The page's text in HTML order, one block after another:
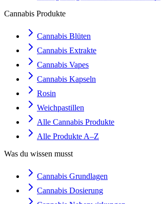
Cannabis Produkte
Cannabis Blüten
Cannabis Extrakte
Cannabis Vapes
Cannabis Kapseln
Rosin
Weichpastillen
Alle Cannabis Produkte
Alle Produkte A–Z
Was du wissen musst
Cannabis Grundlagen
Cannabis Dosierung